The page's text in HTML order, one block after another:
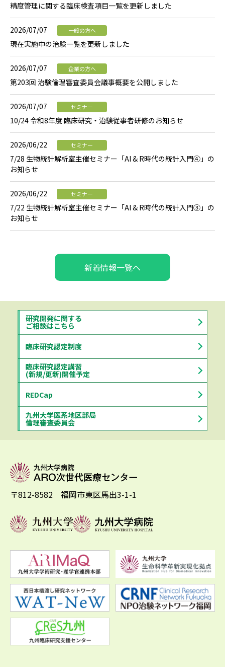
精度管理に関する臨床検査項目一覧を更新しました
2026/07/07 一般の方へ
現在実施中の治験一覧を更新しました
2026/07/07 企業の方へ
第203回 治験倫理審査委員会議事概要を公開しました
2026/07/07 セミナー
10/24 令和8年度 臨床研究・治験従事者研修のお知らせ
2026/06/22 セミナー
7/28 生物統計解析室主催セミナー「AI & R時代の統計入門④」の
お知らせ
2026/06/22 セミナー
7/22 生物統計解析室主催セミナー「AI & R時代の統計入門③」の
お知らせ
新着情報一覧へ
研究開発に関する
ご相談はこちら
臨床研究認定制度
臨床研究認定講習
(新規/更新)開催予定
REDCap
九州大学医系地区部局
倫理審査委員会
〒812-8582 福岡市東区馬出3-1-1